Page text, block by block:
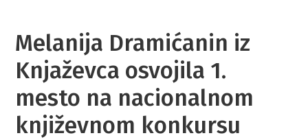
Melanija Dramićanin iz
Knjaževca osvojila 1.
mesto na nacionalnom
književnom konkursu